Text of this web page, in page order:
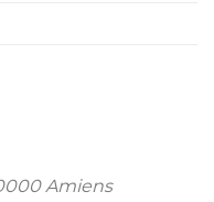
Amiens